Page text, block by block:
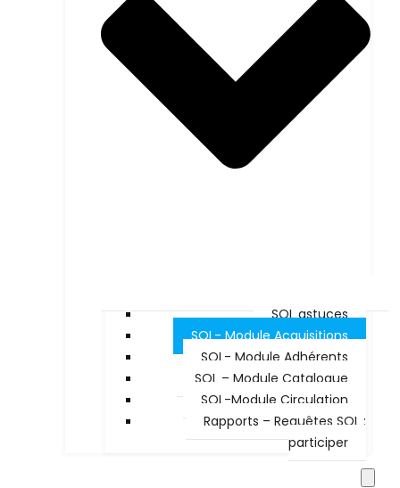
SQL astuces
SQL- Module Acquisitions
SQL- Module Adhérents
SQL – Module Catalogue
SQL-Module Circulation
Rapports – Requêtes SQL :
participer